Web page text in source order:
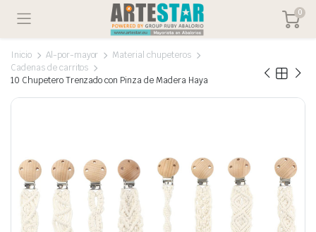
0
Inicio Al-por-mayor
Material chupeteros
Cadenas de carritos
10 Chupetero Trenzado con Pinza de Madera Haya